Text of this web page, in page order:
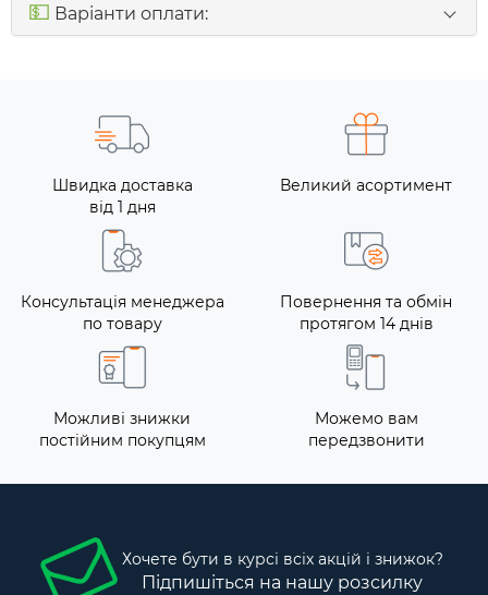
💵 Варіанти оплати:
Швидка доставка
від 1 дня
Великий асортимент
Консультація менеджера
по товару
Повернення та обмін
протягом 14 днів
Можливі знижки
постійним покупцям
Можемо вам
передзвонити
Хочете бути в курсі всіх акцій і знижок?
Підпишіться на нашу розсилку